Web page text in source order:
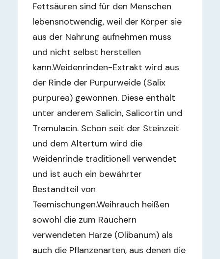
Fettsäuren sind für den Menschen
lebensnotwendig, weil der Körper sie
aus der Nahrung aufnehmen muss
und nicht selbst herstellen
kann.Weidenrinden-Extrakt wird aus
der Rinde der Purpurweide (Salix
purpurea) gewonnen. Diese enthält
unter anderem Salicin, Salicortin und
Tremulacin. Schon seit der Steinzeit
und dem Altertum wird die
Weidenrinde traditionell verwendet
und ist auch ein bewährter
Bestandteil von
Teemischungen.Weihrauch heißen
sowohl die zum Räuchern
verwendeten Harze (Olibanum) als
auch die Pflanzenarten, aus denen die